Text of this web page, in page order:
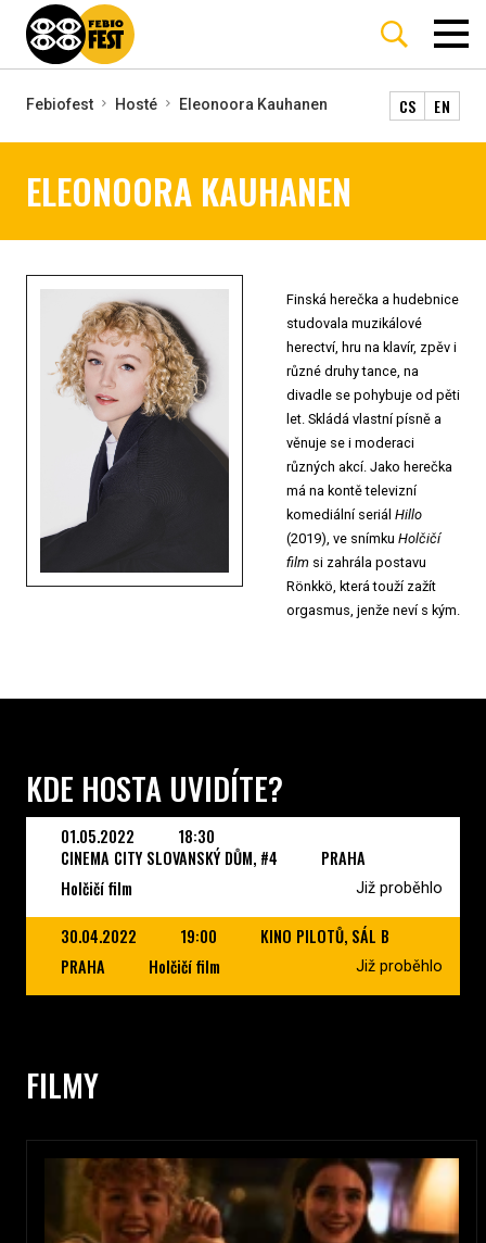
Febiofest Hosté Eleonoora Kauhanen CS EN
ELEONOORA KAUHANEN
Finská herečka a hudebnice
studovala muzikálové
herectví, hru na klavír, zpěv i
různé druhy tance, na
divadle se pohybuje od pěti
let. Skládá vlastní písně a
věnuje se i moderaci
různých akcí. Jako herečka
má na kontě televizní
komediální seriál Hillo
(2019), ve snímku Holčičí
film si zahrála postavu
Rönkkö, která touží zažít
orgasmus, jenže neví s kým.
KDE HOSTA UVIDÍTE?
01.05.2022
18:30
CINEMA CITY SLOVANSKÝ DŮM, #4
PRAHA
Holčičí film
Již proběhlo
30.04.2022 19:00
KINO PILOTŮ, SÁL B
PRAHA
Holčičí film Již proběhlo
FILMY